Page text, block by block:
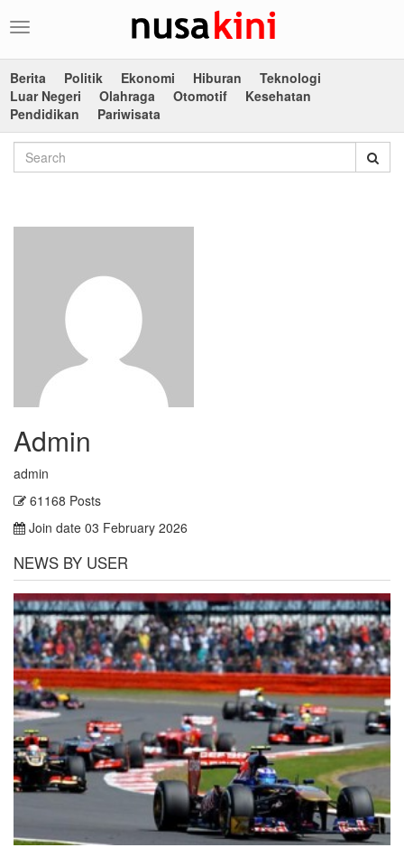
Toggle
Berita
Politik Ekonomi Hiburan
Teknologi
Luar Negeri
Olahraga Otomotif
Kesehatan
Pendidikan
Pariwisata
Admin
admin
61168 Posts
Join date 03 February 2026
NEWS BY USER